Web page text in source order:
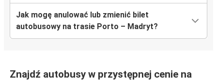
Jak mogę anulować lub zmienić bilet
autobusowy na trasie Porto – Madryt?
Znajdź autobusy w przystępnej cenie na